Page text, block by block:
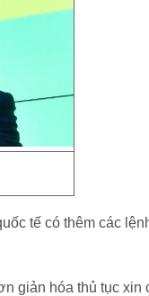
tế có thêm các
giản hóa thủ tục xin